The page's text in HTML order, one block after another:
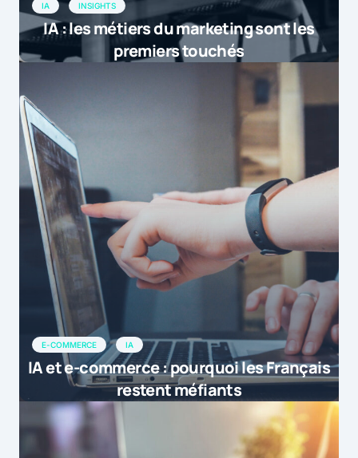
IA INSIGHTS
IA : les métiers du marketing sont les
premiers touchés
E-COMMERCE IA
IA et e-commerce : pourquoi les Français
restent méfiants